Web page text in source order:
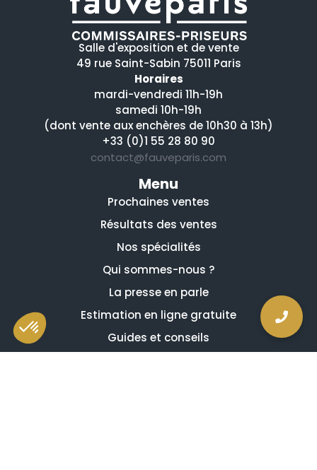
Salle d'exposition et de vente
49 rue Saint-Sabin 75011 Paris
Horaires
mardi-vendredi 11h-19h
samedi 10h-19h
(dont vente aux enchères de 10h30 à 13h)
+33 (0)1 55 28 80 90
contact@fauveparis.com
Menu
Prochaines ventes
Résultats des ventes
Nos spécialités
Qui sommes-nous ?
La presse en parle
Estimation en ligne gratuite
Guides et conseils